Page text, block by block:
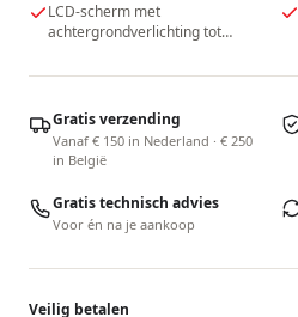
LCD-scherm met
achtergrondverlichting tot
Gratis verzending
Vanaf € 150 in Nederland · € 250
in België
Gratis technisch advies
Voor én na je aankoop
Veilig betalen